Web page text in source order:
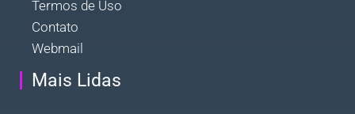
Termos de Uso
Contato
Webmail
Mais Lidas